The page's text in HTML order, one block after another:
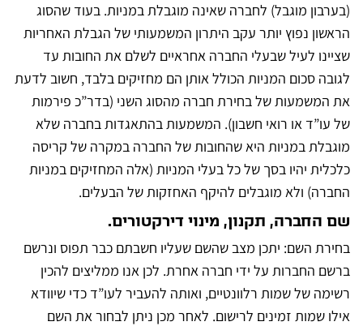
(בערבון מוגבל) לחברה שאינה מוגבלת במניות. בעוד שהסוג
הראשון נפוץ יותר עקב היתרון המשמעותי של הגבלת האחריות
שציינו לעיל שבעלי החברה אחראיים לשלם את החובות עד
לגובה סכום המניות הכולל אותן הם מחזיקים בלבד, חשוב לדעת
את המשמעות של בחירת חברה מהסוג השני (בדר”כ פירמות
של עו”ד או רואי חשבון). המשמעות בהתאגדות בחברה שלא
מוגבלת במניות היא שהחובות של החברה במקרה של קריסה
כלכלית יהיו בסך של כל בעלי המניות (אלה המחזיקים במניות
החברה) ולא מוגבלים להיקף האחזקות של הבעלים.
שם החברה, תקנון, מינוי דירקטורים.
בחירת השם: יתכן מצב שהשם שעליו חשבתם כבר תפוס ונרשם
ברשם החברות על ידי חברה אחרת. לכן אנו ממליצים להכין
רשימה של שמות רלוונטיים, ואותה להעביר לעו”ד כדי שיוודא
אילו שמות זמינים לרישום. לאחר מכן ניתן לבחור את השם